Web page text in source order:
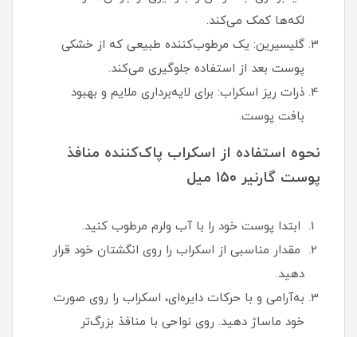
لکه‌ها کمک می‌کند.
گلیسیرین: یک مرطوب‌کننده طبیعی که از خشکی
پوست بعد از استفاده جلوگیری می‌کند.
ذرات ریز اسکراب: برای لایه‌برداری ملایم و بهبود
بافت پوست.
نحوه استفاده از اسکراب پاک‌کننده منافذ
پوست گارنیر ۱۵۰ میل
ابتدا پوست خود را با آب ولرم مرطوب کنید.
مقدار مناسبی از اسکراب را روی انگشتان خود قرار
دهید.
به‌آرامی و با حرکات دایره‌ای، اسکراب را روی صورت
خود ماساژ دهید. روی نواحی با منافذ بزرگ‌تر